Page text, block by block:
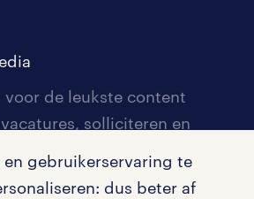
gebruikerservaring te
dus beter af
voor de leukste content
solliciteren en